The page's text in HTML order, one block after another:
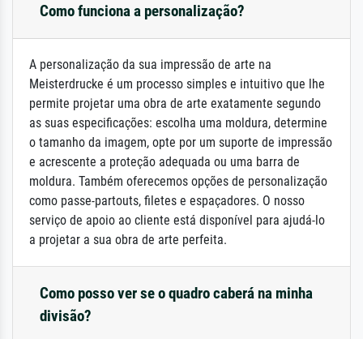
Como funciona a personalização?
A personalização da sua impressão de arte na
Meisterdrucke é um processo simples e intuitivo que lhe
permite projetar uma obra de arte exatamente segundo
as suas especificações: escolha uma moldura, determine
o tamanho da imagem, opte por um suporte de impressão
e acrescente a proteção adequada ou uma barra de
moldura. Também oferecemos opções de personalização
como passe-partouts, filetes e espaçadores. O nosso
serviço de apoio ao cliente está disponível para ajudá-lo
a projetar a sua obra de arte perfeita.
Como posso ver se o quadro caberá na minha
divisão?